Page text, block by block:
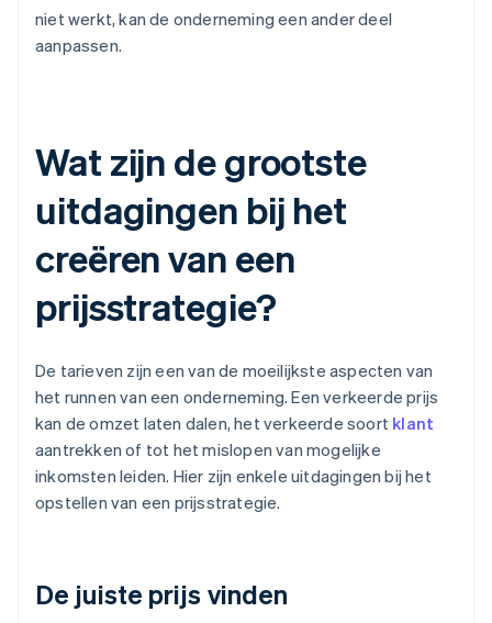
niet werkt, kan de onderneming een ander deel
aanpassen.
Wat zijn de grootste
uitdagingen bij het
creëren van een
prijsstrategie?
De tarieven zijn een van de moeilijkste aspecten van
het runnen van een onderneming. Een verkeerde prijs
kan de omzet laten dalen, het verkeerde soort klant
aantrekken of tot het mislopen van mogelijke
inkomsten leiden. Hier zijn enkele uitdagingen bij het
opstellen van een prijsstrategie.
De juiste prijs vinden